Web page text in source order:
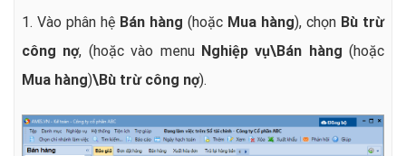
1. Vào phân hệ Bán hàng (hoặc Mua hàng), chọn Bù trừ
công nợ, (hoặc vào menu Nghiệp vụ\Bán hàng (hoặc
Mua hàng)\Bù trừ công nợ).